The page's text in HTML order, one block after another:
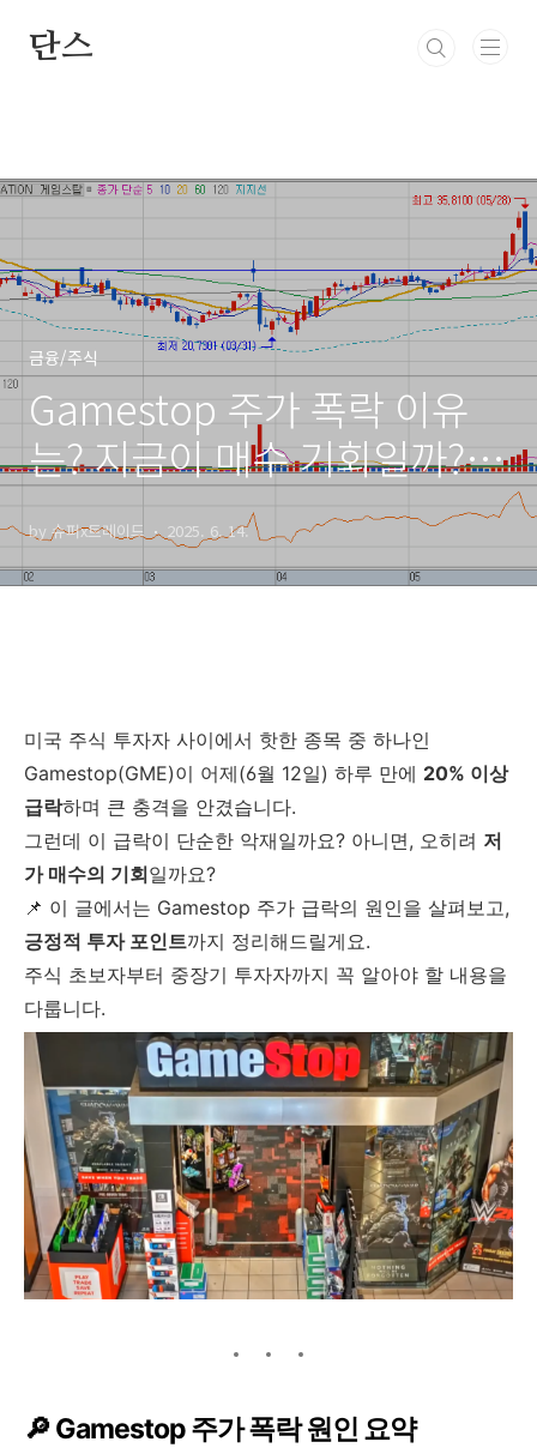
단스
금융/주식
Gamestop 주가 폭락 이유
는? 지금이 매수 기회일까?
[미국 주식 투자 분석]
by 슈퍼x트레이드 2025. 6. 14.
미국 주식 투자자 사이에서 핫한 종목 중 하나인
Gamestop(GME)이 어제(6월 12일) 하루 만에 20% 이상
급락하며 큰 충격을 안겼습니다.
그런데 이 급락이 단순한 악재일까요? 아니면, 오히려 저
가 매수의 기회일까요?
📌 이 글에서는 Gamestop 주가 급락의 원인을 살펴보고,
긍정적 투자 포인트까지 정리해드릴게요.
주식 초보자부터 중장기 투자자까지 꼭 알아야 할 내용을
다룹니다.
🔎 Gamestop 주가 폭락 원인 요약